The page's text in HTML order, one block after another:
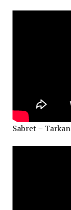
Sabret – Tarkan